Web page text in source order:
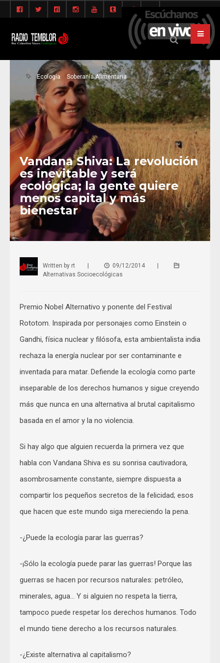
Ecología Soberanía Alimentaria
Vandana Shiva: La revolución
es inevitable y será
ecológica; la gente quiere
menos capital y más
bienestar
Written by rt 09/12/2014
Alternativas Socioecológicas
Premio Nobel Alternativo y ponente del Festival
Rototom. Inspirada por personajes como Einstein o
Gandhi, física nuclear y filósofa, esta ambientalista india
rechaza la energía nuclear por ser contaminante e
inventada para matar. Defiende la ecología como parte
inseparable de los derechos humanos y sigue creyendo
más que nunca en una alternativa al brutal capitalismo
basada en el amor y la no violencia.
Si hay algo que alguien recuerda la primera vez que
habla con Vandana Shiva es su sonrisa cautivadora,
asombrosamente constante, siempre dispuesta a
compartir los pequeños secretos de la felicidad; esos
que hacen que este mundo siga mereciendo la pena.
-¿Puede la ecología parar las guerras?
-¡Sólo la ecología puede parar las guerras! Porque las
guerras se hacen por recursos naturales: petróleo,
minerales, agua… Y si alguien no respeta la tierra,
tampoco puede respetar los derechos humanos. Todo
el mundo tiene derecho a los recursos naturales.
-¿Existe alternativa al capitalismo?